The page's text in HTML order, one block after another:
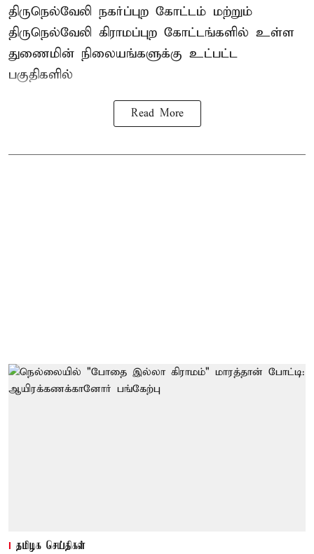
திருநெல்வேலி நகர்ப்புற கோட்டம் மற்றும்
திருநெல்வேலி கிராமப்புற கோட்டங்களில் உள்ள
துணைமின் நிலையங்களுக்கு உட்பட்ட
பகுதிகளில்
Read More
தமிழக செய்திகள்